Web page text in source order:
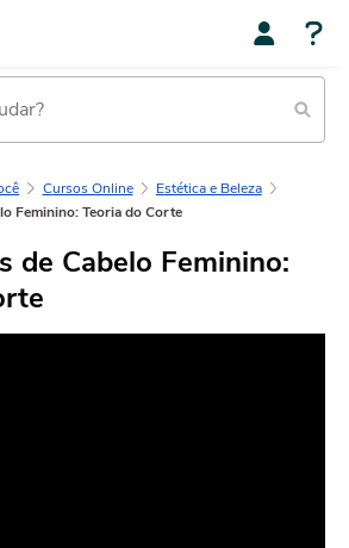
Cursos Online
Estética e Beleza
Feminino: Teoria do Corte
de Cabelo Feminino: